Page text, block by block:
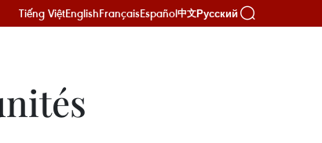
Tiếng ViệtEnglishFrançaisEspañol中文Русский